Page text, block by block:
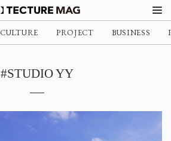
CULTURE PROJECT BUSINESS
#STUDIO YY